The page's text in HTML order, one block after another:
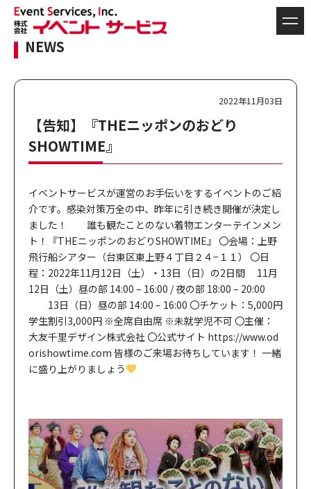
NEWS
2022年11月03日
【告知】『THEニッポンのおどり
SHOWTIME』
イベントサービスが運営のお手伝いをするイベントのご紹
介です。感染対策万全の中、昨年に引き続き開催が決定し
ました！ 誰も観たことのない着物エンターテインメン
ト！『THEニッポンのおどりSHOWTIME』 〇会場：上野
飛行船シアター（台東区東上野４丁目２４−１１） 〇日
程：2022年11月12日（土）・13日（日）の2日間 11月
12日（土）昼の部 14:00 – 16:00 / 夜の部 18:00 – 20:00
13日（日）昼の部 14:00 – 16:00 〇チケット：5,000円
学生割引3,000円 ※全席自由席 ※未就学児不可 〇主催：
大友千里デザイン株式会社 〇公式サイト https://www.od
orishowtime.com 皆様のご来場お待ちしています！ 一緒
に盛り上がりましょう